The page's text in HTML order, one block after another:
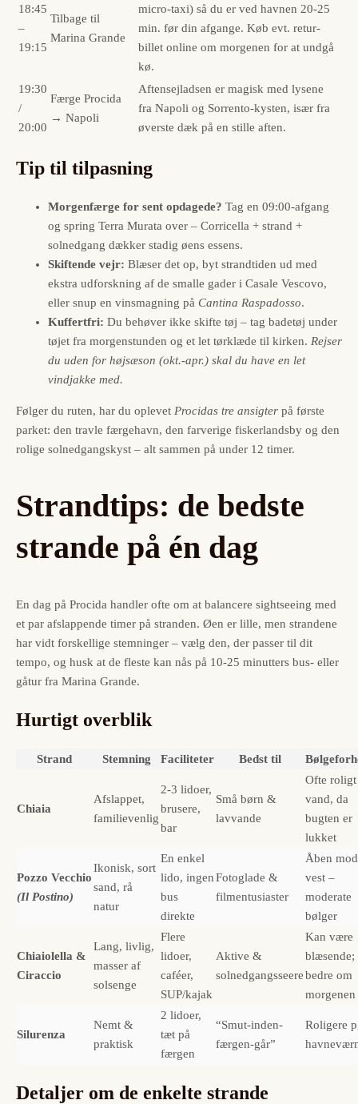
18:45
–
19:15
Tilbage til
Marina Grande
micro-taxi) så du er ved havnen 20-25
min. før din afgange. Køb evt. retur-
billet online om morgenen for at undgå
kø.
19:30
/
20:00
Færge Procida
→ Napoli
Aftensejladsen er magisk med lysene
fra Napoli og Sorrento-kysten, især fra
øverste dæk på en stille aften.
Tip til tilpasning
Morgenfærge for sent opdagede? Tag en 09:00-afgang
og spring Terra Murata over – Corricella + strand +
solnedgang dækker stadig øens essens.
Skiftende vejr: Blæser det op, byt strandtiden ud med
ekstra udforskning af de smalle gader i Casale Vescovo,
eller snup en vinsmagning på Cantina Raspadosso.
Kuffertfri: Du behøver ikke skifte tøj – tag badetøj under
tøjet fra morgenstunden og et let tørklæde til kirken. Rejser
du uden for højsæson (okt.-apr.) skal du have en let
vindjakke med.
Følger du ruten, har du oplevet Procidas tre ansigter på første
parket: den travle færgehavn, den farverige fiskerlandsby og den
rolige solnedgangskyst – alt sammen på under 12 timer.
Strandtips: de bedste
strande på én dag
En dag på Procida handler ofte om at balancere sightseeing med
et par afslappende timer på stranden. Øen er lille, men strandene
har vidt forskellige stemninger – vælg den, der passer til dit
tempo, og husk at de fleste kan nås på 10-25 minutters bus- eller
gåtur fra Marina Grande.
Hurtigt overblik
Strand Stemning Faciliteter Bedst til
Chiaia
Afslappet,
familievenlig
2-3 lidoer,
brusere,
bar
Små børn &
lavvande
Ofte roligt
vand, da
bugten er
lukket
Pozzo Vecchio
(Il Postino)
Ikonisk, sort
sand, rå
natur
En enkel
lido, ingen
bus
direkte
Fotoglade &
filmentusiaster
Åben mod
vest –
moderate
bølger
Chiaiolella &
Ciraccio
Lang, livlig,
masser af
solsenge
Flere
lidoer,
caféer,
SUP/kajak
Aktive &
solnedgangsseere
Kan være
blæsende;
bedre om
morgenen
Silurenza
Nemt &
praktisk
2 lidoer,
tæt på
færgen
“Smut-inden-
færgen-går”
Roligere
Detaljer om de enkelte strande